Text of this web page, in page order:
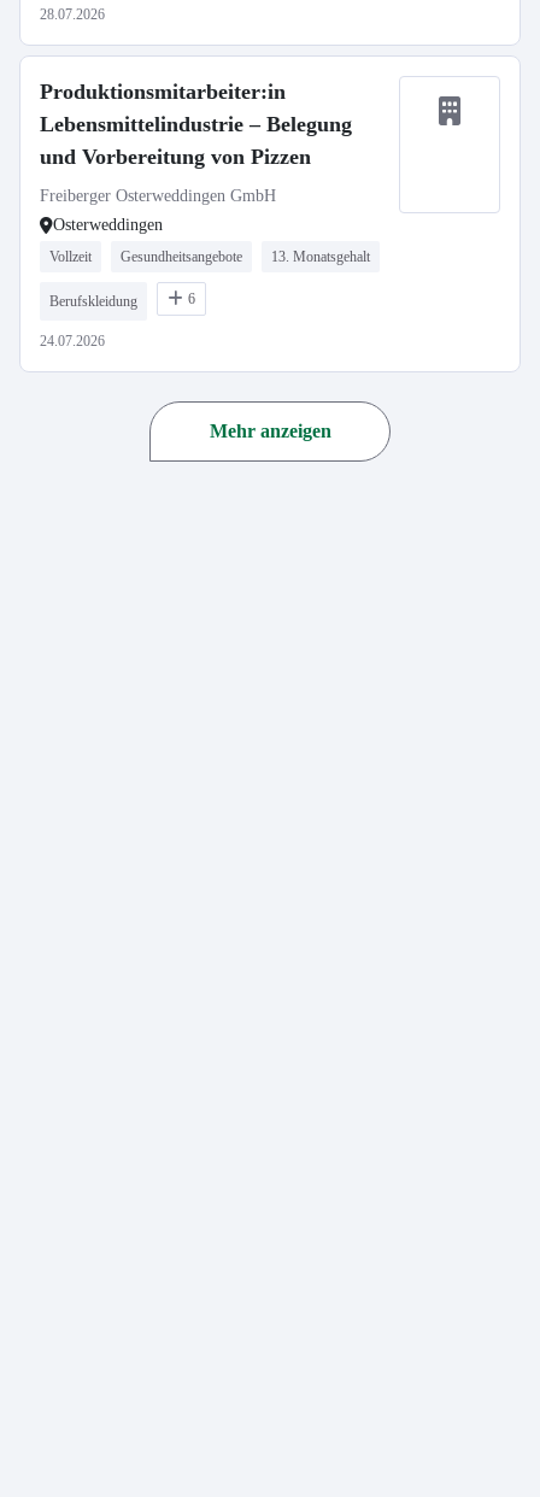
28.07.2026
Produktionsmitarbeiter:in
Lebensmittelindustrie – Belegung
und Vorbereitung von Pizzen
Freiberger Osterweddingen GmbH
Osterweddingen
Vollzeit Gesundheitsangebote 13. Monatsgehalt
Berufskleidung 6
24.07.2026
Mehr anzeigen